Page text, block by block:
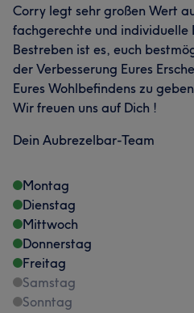
Corry legt sehr großen Wert
fachgerechte und individuelle
Bestreben ist es, euch
der Verbesserung Eures
Eures Wohlbefindens zu
Wir freuen uns auf Dich !
Dein Aubrezelbar-Team
Montag
Dienstag
Mittwoch
Donnerstag
Freitag
Samstag
Sonntag